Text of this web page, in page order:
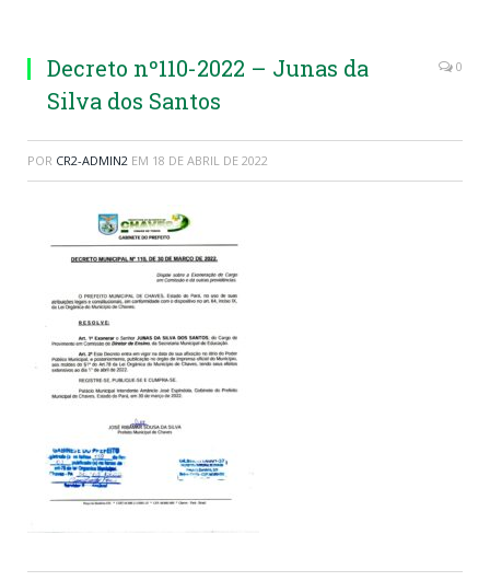
Decreto nº110-2022 – Junas da
Silva dos Santos
0
POR CR2-ADMIN2 EM 18 DE ABRIL DE 2022